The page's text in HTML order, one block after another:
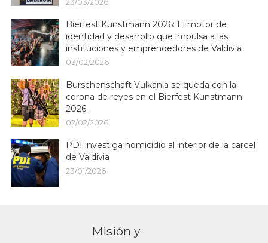
Bierfest Kunstmann 2026: El motor de
identidad y desarrollo que impulsa a las
instituciones y emprendedores de Valdivia
03/02/2026
Burschenschaft Vulkania se queda con la
corona de reyes en el Bierfest Kunstmann
2026.
02/02/2026
PDI investiga homicidio al interior de la carcel
de Valdivia
23/01/2026
Misión y